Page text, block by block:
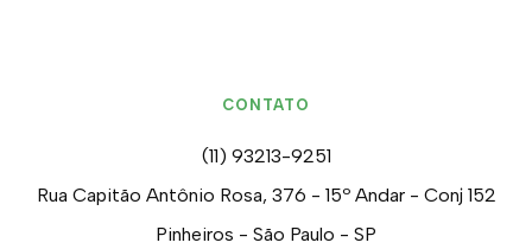
CONTATO
(11) 93213-9251
Rua Capitão Antônio Rosa, 376 - 15º Andar - Conj 152
Pinheiros - São Paulo - SP